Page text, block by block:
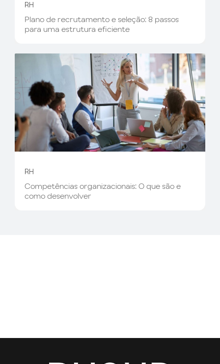
RH
Plano de recrutamento e seleção: 8 passos
para uma estrutura eficiente
RH
Competências organizacionais: O que são e
como desenvolver